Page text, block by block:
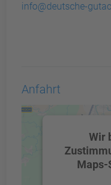
info@deutsche-
Anfahrt
Wir
Maps-